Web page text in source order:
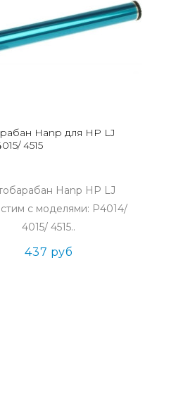
Hanp для HP LJ
4515
Hanp HP LJ
с моделями: P4014/
4015/ 4515..
437 руб